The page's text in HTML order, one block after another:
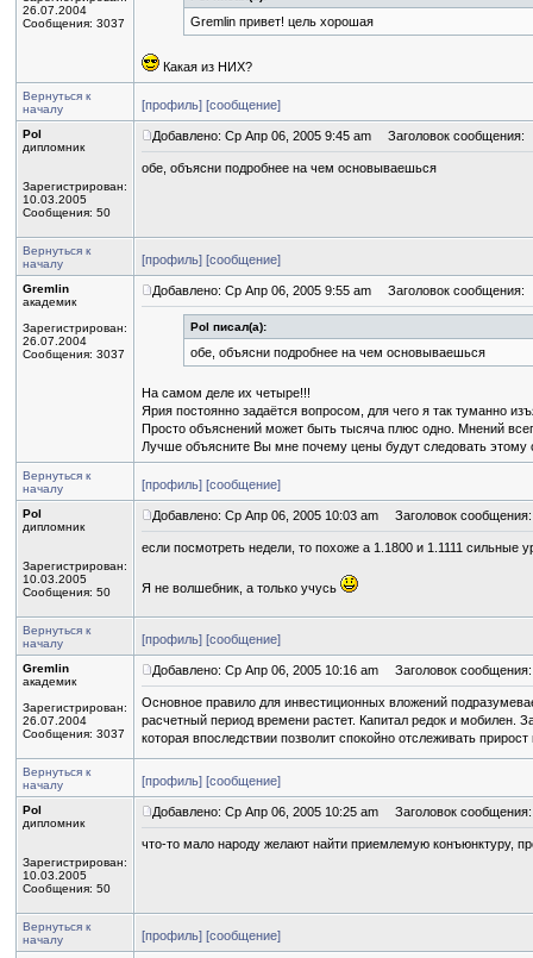
26.07.2004
Сообщения: 3037
Gremlin привет! цель хорошая
Какая из НИХ?
Вернуться к
началу
[профиль] [сообщение]
Pol
дипломник
Зарегистрирован:
10.03.2005
Сообщения: 50
Добавлено: Ср Апр 06, 2005 9:45 am Заголовок сообщения:
обе, объясни подробнее на чем основываешься
Вернуться к
началу
[профиль] [сообщение]
Gremlin
академик
Зарегистрирован:
26.07.2004
Сообщения: 3037
Добавлено: Ср Апр 06, 2005 9:55 am Заголовок сообщения:
Pol писал(а):
обе, объясни подробнее на чем основываешься
На самом деле их четыре!!!
Ярия постоянно задаётся вопросом, для чего я так туманно
Просто объяснений может быть тысяча плюс одно. Мнений
Лучше объясните Вы мне почему цены будут следовать этому
Вернуться к
началу
[профиль] [сообщение]
Pol
дипломник
Зарегистрирован:
10.03.2005
Сообщения: 50
Добавлено: Ср Апр 06, 2005 10:03 am Заголовок сообщения:
если посмотреть недели, то похоже а 1.1800 и 1.1111 сильные
Я не волшебник, а только учусь
Вернуться к
началу
[профиль] [сообщение]
Gremlin
академик
Зарегистрирован:
26.07.2004
Сообщения: 3037
Добавлено: Ср Апр 06, 2005 10:16 am Заголовок сообщения:
Основное правило для инвестиционных вложений
расчетный период времени растет. Капитал редок и мобилен.
которая впоследствии позволит спокойно отслеживать прирост
Вернуться к
началу
[профиль] [сообщение]
Pol
дипломник
Зарегистрирован:
10.03.2005
Сообщения: 50
Добавлено: Ср Апр 06, 2005 10:25 am Заголовок сообщения:
что-то мало народу желают найти приемлемую конъюнктуру,
Вернуться к
началу
[профиль] [сообщение]